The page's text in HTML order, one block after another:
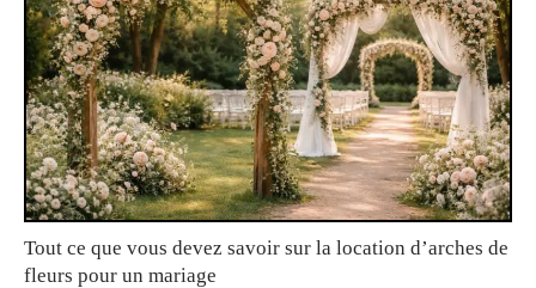
Tout ce que vous devez savoir sur la location d’arches de
fleurs pour un mariage